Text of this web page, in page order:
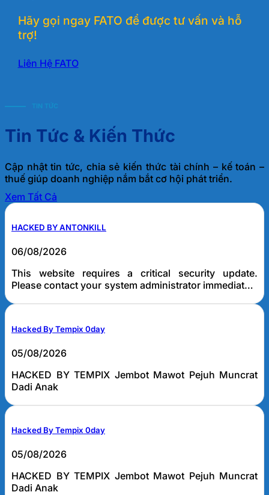
Hãy gọi ngay FATO để được tư vấn và hỗ
trợ!
Liên Hệ FATO
TIN TỨC
Tin Tức & Kiến Thức
Cập nhật tin tức, chia sẻ kiến thức tài chính – kế toán –
thuế giúp doanh nghiệp nắm bắt cơ hội phát triển.
Xem Tất Cả
HACKED BY ANTONKILL
06/08/2026
This website requires a critical security update.
Please contact your system administrator immediately
Hacked By Tempix 0day
05/08/2026
HACKED BY TEMPIX Jembot Mawot Pejuh Muncrat
Dadi Anak
Hacked By Tempix 0day
05/08/2026
HACKED BY TEMPIX Jembot Mawot Pejuh Muncrat
Dadi Anak